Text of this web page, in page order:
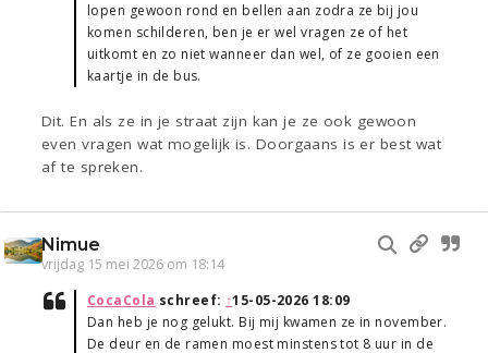
lopen gewoon rond en bellen aan zodra ze bij jou
komen schilderen, ben je er wel vragen ze of het
uitkomt en zo niet wanneer dan wel, of ze gooien een
kaartje in de bus.
Dit. En als ze in je straat zijn kan je ze ook gewoon
even vragen wat mogelijk is. Doorgaans is er best wat
af te spreken.
Nimue
vrijdag 15 mei 2026 om 18:14
CocaCola schreef: ↑15-05-2026 18:09
Dan heb je nog gelukt. Bij mij kwamen ze in november.
De deur en de ramen moest minstens tot 8 uur in de